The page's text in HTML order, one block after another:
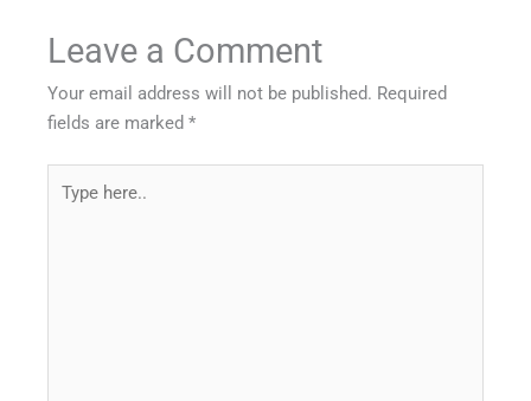
Leave a Comment
Your email address will not be published. Required
fields are marked*
here..